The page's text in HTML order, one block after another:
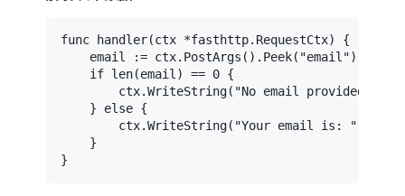
func handler(ctx *fasthttp.RequestCtx)
{
	email := ctx.PostArgs().Peek(
"email")
if len(email) == 0 {
		ctx.WriteString(
"No email provided"
	}
else {
		ctx.WriteString(
"Your email is: "